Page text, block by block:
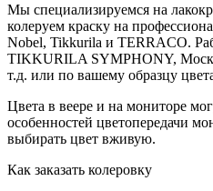
Мы специализируемся на
колеруем краску на
Nobel, Tikkurila и TERRACO.
TIKKURILA SYMPHONY,
т.д. или по вашему образцу
Цвета в веере и на мониторе
особенностей цветопередачи
выбирать цвет вживую.
Как заказать колеровку